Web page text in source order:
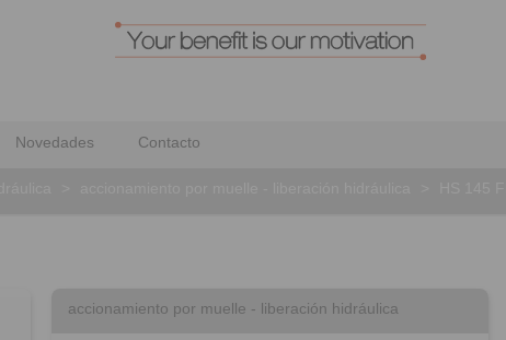
Novedades Contacto
accionamiento por muelle - liberación hidráulica